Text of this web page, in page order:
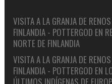
VISITA A LA GRANJA DE
FINLANDIA - POTTERGOD EN
NORTE DE FINLANDIA
VISITA A LA GRANJA DE
FINLANDIA - POTTERGOD EN